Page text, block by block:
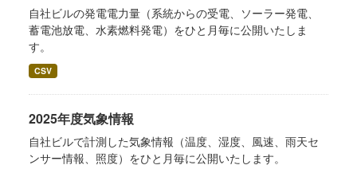
自社ビルの発電電力量（系統からの受電、ソーラー発電、
蓄電池放電、水素燃料発電）をひと月毎に公開いたしま
す。
CSV
2025年度気象情報
自社ビルで計測した気象情報（温度、湿度、風速、雨天セ
ンサー情報、照度）をひと月毎に公開いたします。